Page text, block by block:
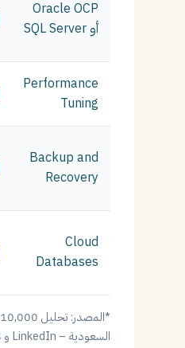
Oracle OCP
أو SQL Server
Performance
Tuning
Backup and
Recovery
Cloud
Databases
السعودية – LinkedIn و Bayt.com 2024